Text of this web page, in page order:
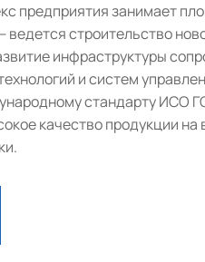
предприятия занимает
строительство
инфраструктуры
и систем
стандарту ИСО
качество продукции на